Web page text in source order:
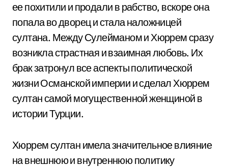
ее похитили и продали в рабство, вскоре она
попала во дворец и стала наложницей
султана. Между Сулейманом и Хюррем сразу
возникла страстная и взаимная любовь. Их
брак затронул все аспекты политической
жизни Османской империи и сделал Хюррем
султан самой могущественной женщиной в
истории Турции.
Хюррем султан имела значительное влияние
на внешнюю и внутреннюю политику